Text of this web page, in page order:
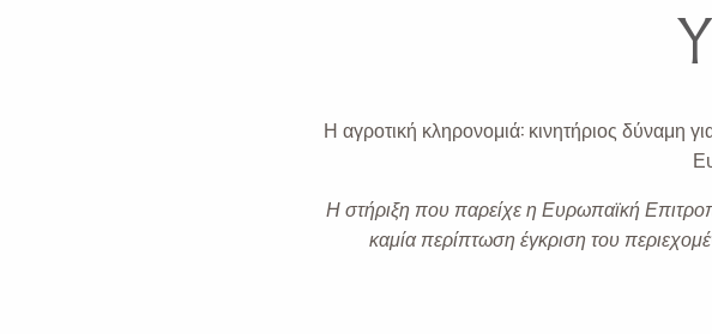
Η αγροτική κληρονομιά: κινητήριος δύναμη
Η στήριξη που παρείχε η Ευρωπαϊκή
καμία περίπτωση έγκριση του